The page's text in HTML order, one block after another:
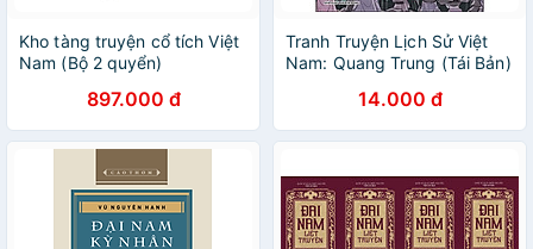
Kho tàng truyện cổ tích Việt
Nam (Bộ 2 quyển)
897.000 đ
Tranh Truyện Lịch Sử Việt
Nam: Quang Trung (Tái Bản)
14.000 đ